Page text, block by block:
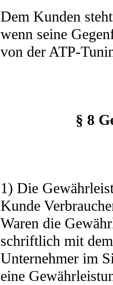
Dem Kunden
wenn seine
von der ATP-
§ 8
1) Die
Kunde
Waren die
schriftlich mit
Unternehmer im
eine